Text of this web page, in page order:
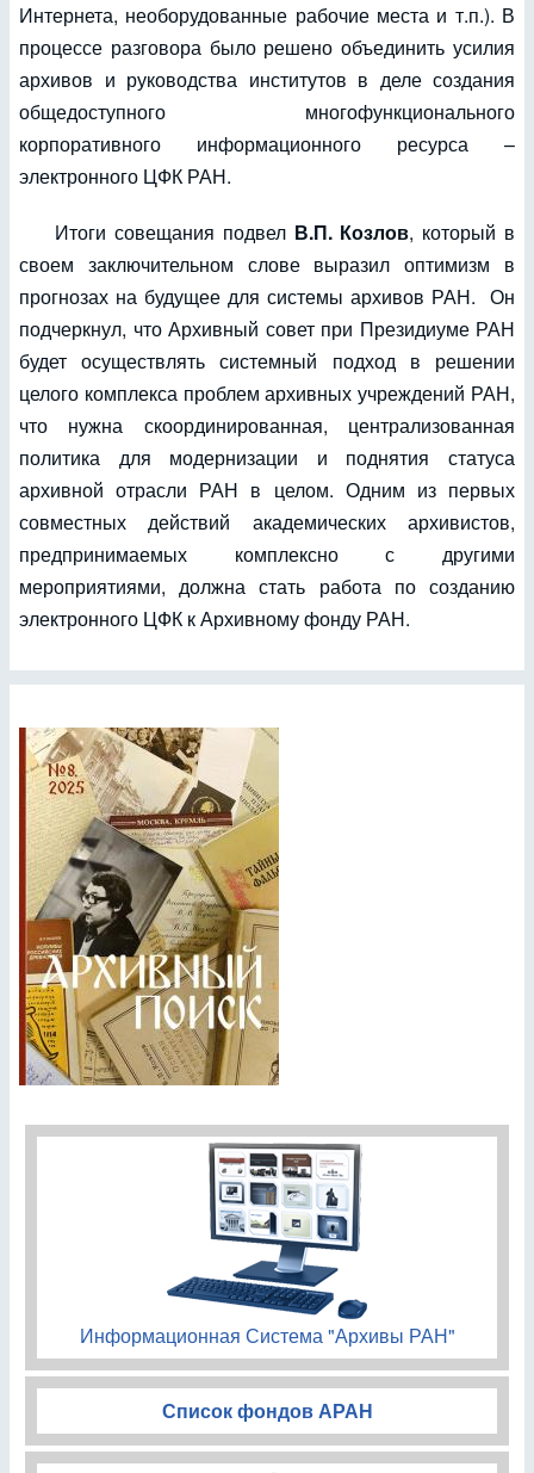
Интернета, необорудованные рабочие места и т.п.). В
процессе разговора было решено объединить усилия
архивов и руководства институтов в деле создания
общедоступного многофункционального
корпоративного информационного ресурса –
электронного ЦФК РАН.
Итоги совещания подвел В.П. Козлов, который в
своем заключительном слове выразил оптимизм в
прогнозах на будущее для системы архивов РАН. Он
подчеркнул, что Архивный совет при Президиуме РАН
будет осуществлять системный подход в решении
целого комплекса проблем архивных учреждений РАН,
что нужна скоординированная, централизованная
политика для модернизации и поднятия статуса
архивной отрасли РАН в целом. Одним из первых
совместных действий академических архивистов,
предпринимаемых комплексно с другими
мероприятиями, должна стать работа по созданию
электронного ЦФК к Архивному фонду РАН.
Информационная Система "Архивы РАН"
Список фондов АРАН